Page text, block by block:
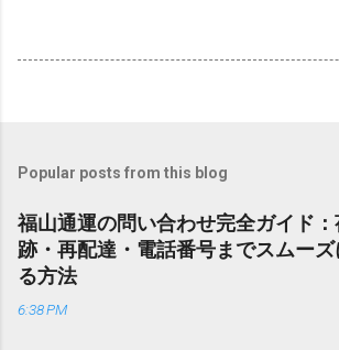
Popular posts from this blog
福山通運の問い合わせ完全ガイド
跡・再配達・電話番号までスムー
る方法
6:38 PM